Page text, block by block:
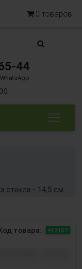
0 товаров
44
WhatsApp
стекла - 14,5 см.
товара: 912157